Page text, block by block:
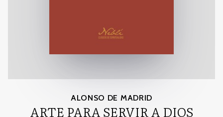
ALONSO DE MADRID
ARTE PARA SERVIR A DIOS